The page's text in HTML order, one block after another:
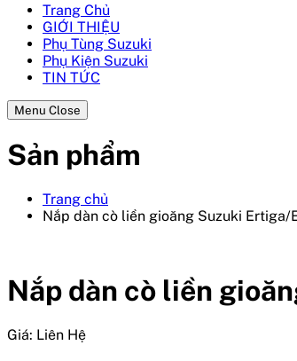
Trang Chủ
GIỚI THIỆU
Phụ Tùng Suzuki
Phụ Kiện Suzuki
TIN TỨC
Menu Close
Sản phẩm
Trang chủ
Nắp dàn cò liền gioăng Suzuki
Nắp dàn cò liền
Giá: Liên Hệ